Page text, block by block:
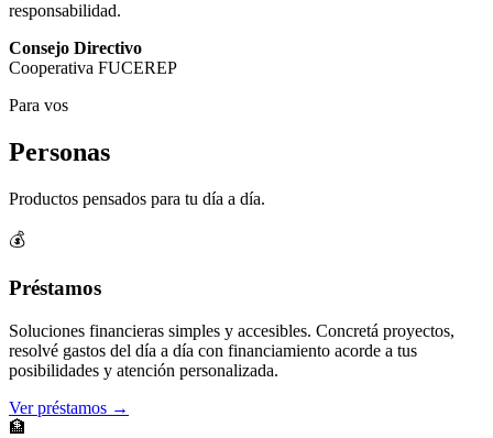
responsabilidad.
Consejo Directivo
Cooperativa FUCEREP
Para vos
Personas
Productos pensados para tu día a día.
💰
Préstamos
Soluciones financieras simples y accesibles. Concretá proyectos,
resolvé gastos del día a día con financiamiento acorde a tus
posibilidades y atención personalizada.
Ver préstamos →
🏦